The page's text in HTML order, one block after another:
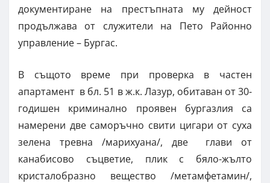
документиране на престъпната му дейност
продължава от служители на Пето Районно
управление – Бургас.
В същото време при проверка в частен
апартамент в бл. 51 в ж.к. Лазур, обитаван от 30-
годишен криминално проявен бургазлия са
намерени две саморъчно свити цигари от суха
зелена тревна /марихуана/, две глави от
канабисово съцветие, плик с бяло-жълто
кристалобразно вещество /метамфетамин/,